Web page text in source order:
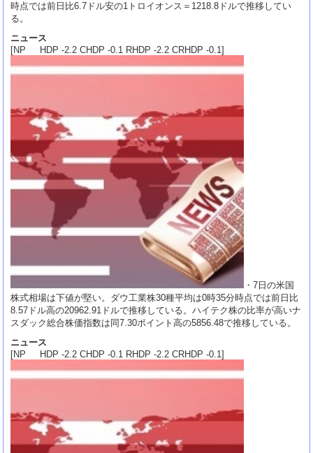
時点では前日比6.7ドル安の1トロイオンス＝1218.8ドルで推移してい
る。
ニュース
[NP HDP -2.2 CHDP -0.1 RHDP -2.2 CRHDP -0.1]
・7日の米国
株式相場は下値が堅い。ダウ工業株30種平均は0時35分時点では前日比
8.57ドル高の20962.91ドルで推移している。ハイテク株の比率が高いナ
スダック総合株価指数は同7.30ポイント高の5856.48で推移している。
ニュース
[NP HDP -2.2 CHDP -0.1 RHDP -2.2 CRHDP -0.1]